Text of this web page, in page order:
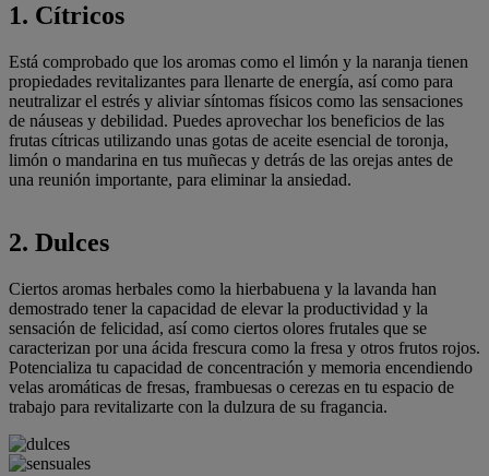
1. Cítricos
Está comprobado que los aromas como el limón y la naranja tienen
propiedades revitalizantes para llenarte de energía, así como para
neutralizar el estrés y aliviar síntomas físicos como las sensaciones
de náuseas y debilidad. Puedes aprovechar los beneficios de las
frutas cítricas utilizando unas gotas de aceite esencial de toronja,
limón o mandarina en tus muñecas y detrás de las orejas antes de
una reunión importante, para eliminar la ansiedad.
2. Dulces
Ciertos aromas herbales como la hierbabuena y la lavanda han
demostrado tener la capacidad de elevar la productividad y la
sensación de felicidad, así como ciertos olores frutales que se
caracterizan por una ácida frescura como la fresa y otros frutos rojos.
Potencializa tu capacidad de concentración y memoria encendiendo
velas aromáticas de fresas, frambuesas o cerezas en tu espacio de
trabajo para revitalizarte con la dulzura de su fragancia.